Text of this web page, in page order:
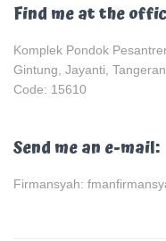
Find me at the
Komplek Pondok
Gintung, Jayanti,
Code: 15610
Send me an e-mail:
Firmansyah: